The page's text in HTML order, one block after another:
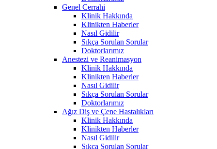
Genel Cerrahi
Klinik Hakkında
Klinikten Haberler
Nasıl Gidilir
Sıkça Sorulan Sorular
Doktorlarımız
Anestezi ve Reanimasyon
Klinik Hakkında
Klinikten Haberler
Nasıl Gidilir
Sıkça Sorulan Sorular
Doktorlarımız
Ağız Diş ve Çene Hastalıkları
Klinik Hakkında
Klinikten Haberler
Nasıl Gidilir
Sıkça Sorulan Sorular